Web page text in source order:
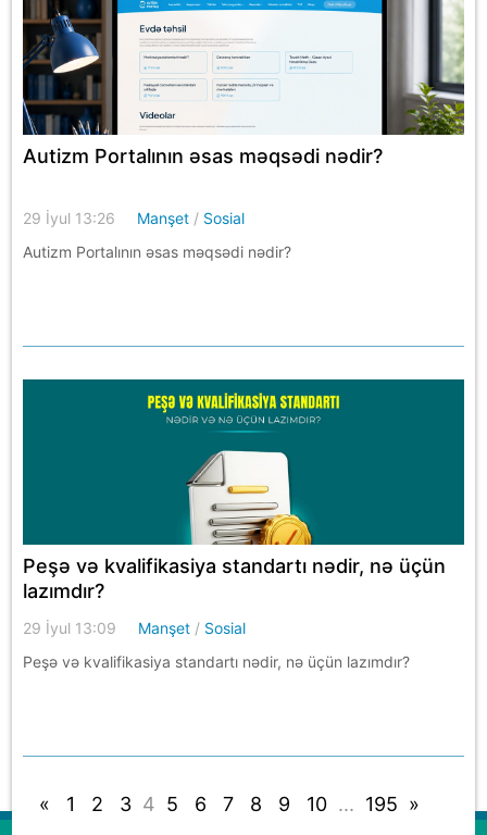
Autizm Portalının əsas məqsədi nədir?
29 İyul 13:26 Manşet / Sosial
Autizm Portalının əsas məqsədi nədir?
Peşə və kvalifikasiya standartı nədir, nə üçün
lazımdır?
29 İyul 13:09 Manşet / Sosial
Peşə və kvalifikasiya standartı nədir, nə üçün lazımdır?
« 1 2 3 4 5 6 7 8 9 10 ... 195 »